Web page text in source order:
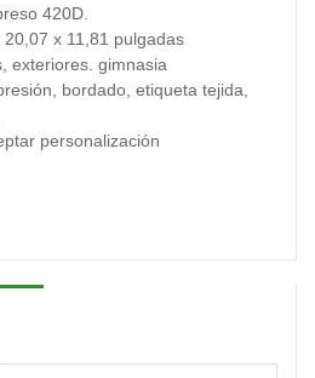
frontal para
tijeras, ganchillos y
tejido de hasta 10
de tejer en cualquier
420D.
x 11,81 pulgadas
exteriores. gimnasia
bordado, etiqueta tejida,
personalización